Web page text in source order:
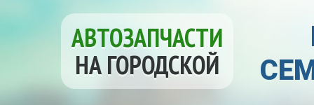
АВТОЗАПЧАСТИ
НА ГОРОДСКОЙ